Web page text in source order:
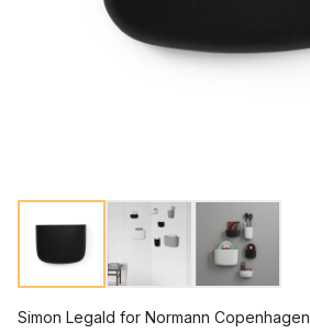
Simon Legald for Normann Copenhagen